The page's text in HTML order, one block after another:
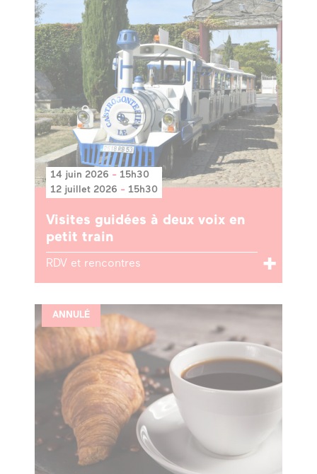
14 juin 2026 - 15h30
12 juillet 2026 - 15h30
Visites guidées à deux voix en
petit train
RDV et rencontres
ANNULÉ